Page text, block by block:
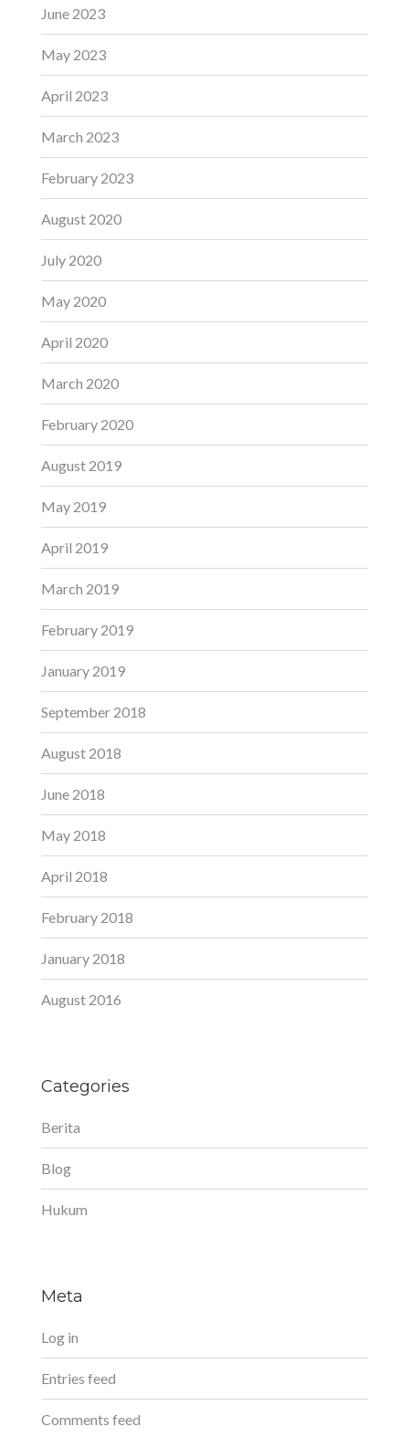
June 2023
May 2023
April 2023
March 2023
February 2023
August 2020
July 2020
May 2020
April 2020
March 2020
February 2020
August 2019
May 2019
April 2019
March 2019
February 2019
January 2019
September 2018
August 2018
June 2018
May 2018
April 2018
February 2018
January 2018
August 2016
Categories
Berita
Blog
Hukum
Meta
Log in
Entries feed
Comments feed